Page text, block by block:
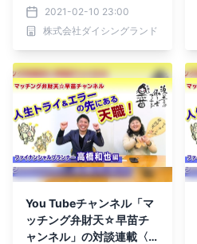
ンネル」～対談連載が公開
中！
2021-02-10 23:00
株式会社ダイシングランド
You Tubeチャンネル「マ
ッチング弁財天☆早苗チ
ャンネル」の対談連載〈人